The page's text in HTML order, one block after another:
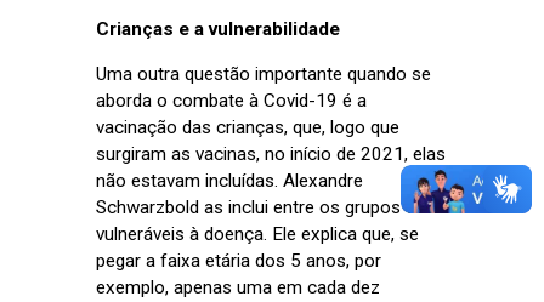
Crianças e a vulnerabilidade
Uma outra questão importante quando se
aborda o combate à Covid-19 é a
vacinação das crianças, que, logo que
surgiram as vacinas, no início de 2021, elas
não estavam incluídas. Alexandre
Schwarzbold as inclui entre os grupos de
vulneráveis à doença. Ele explica que, se
pegar a faixa etária dos 5 anos, por
exemplo, apenas uma em cada dez